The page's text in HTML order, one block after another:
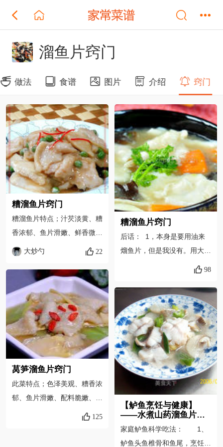
溜鱼片窍门
做法 食谱 图片 介绍 窍门
糟溜鱼片窍门
糟溜鱼片特点；汁芡淡黄、糟
香浓郁、鱼片滑嫩、鲜香微
甜。 温馨提示； 1、制作此
以，以肉质纤维较细腻的鱼类
为好，过去通常使用的是青鱼
和黑鱼，现在资源丰富了，选
择也可比较广泛一些。淡水鱼
可选用；鳜鱼、鲈鱼、青鱼、
黑鱼和草鱼，海水鱼可选择；
大黄鱼、龙脷鱼、石斑鱼等。
2、在片鱼片时要视鱼的种类
而定，蒜瓣肉的鱼可适当片的
厚一些，肉质紧密的可片的薄
一些，例如；黄鱼、龙脷鱼、
大炒勺 22
莴笋溜鱼片窍门
此菜特点；色泽美观、糟香浓
郁、鱼片滑嫩、配料脆嫩、味
道鲜美、营养丰富。温馨提
125
糟溜鱼片窍门
后话： 1，本身是要用油来
熘鱼片，但是我没有。用大
火，把鱼片焯水，也是很坚挺
很薄，有人会误以为鱼片越厚
越不容易碎。其实不是，恰相
反，越薄越不容易碎
的。 2，糟卤汁要在勾芡前
倒入，才会有很浓郁的香糟味
道。 3，胡萝卜和木耳纯粹
是增色的。要是用豌豆和玉米
之类的，也可以。
98
【鲈鱼烹饪与健康】
——水煮山药溜鱼片窍
门
家庭鲈鱼科学吃法： 1、
鲈鱼头鱼椎骨和鱼尾，烹饪